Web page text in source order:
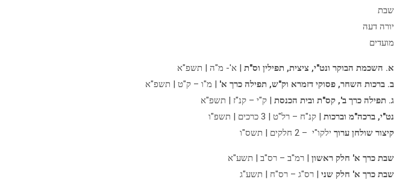
שבת
יורה דעה
מועדים
א. השכמת הבוקר ונט"י, ציצית, תפילין וס"ת | א'- מ"ה | תשפ"א
ב. ברכות השחר, פסוקי דזמרא וק"ש, תפילה כרך א' | מ"ו – ק"ט | תשפ"א
ג. תפילה כרך ב', קס"ת ובית הכנסת | ק"י – קנ"ז | תשפ"א
נט"י, ברכה"מ וברכות | קנ"ח – רל"ט | 3 כרכים | תשפ"ו
קיצור שולחן ערוך ילקו"י – 2 חלקים | תשס"ו
שבת כרך א' חלק ראשון | רמ"ב – רס"ב | תשע"א
שבת כרך א' חלק שני | רס"ג – רס"ח | תשע"ג